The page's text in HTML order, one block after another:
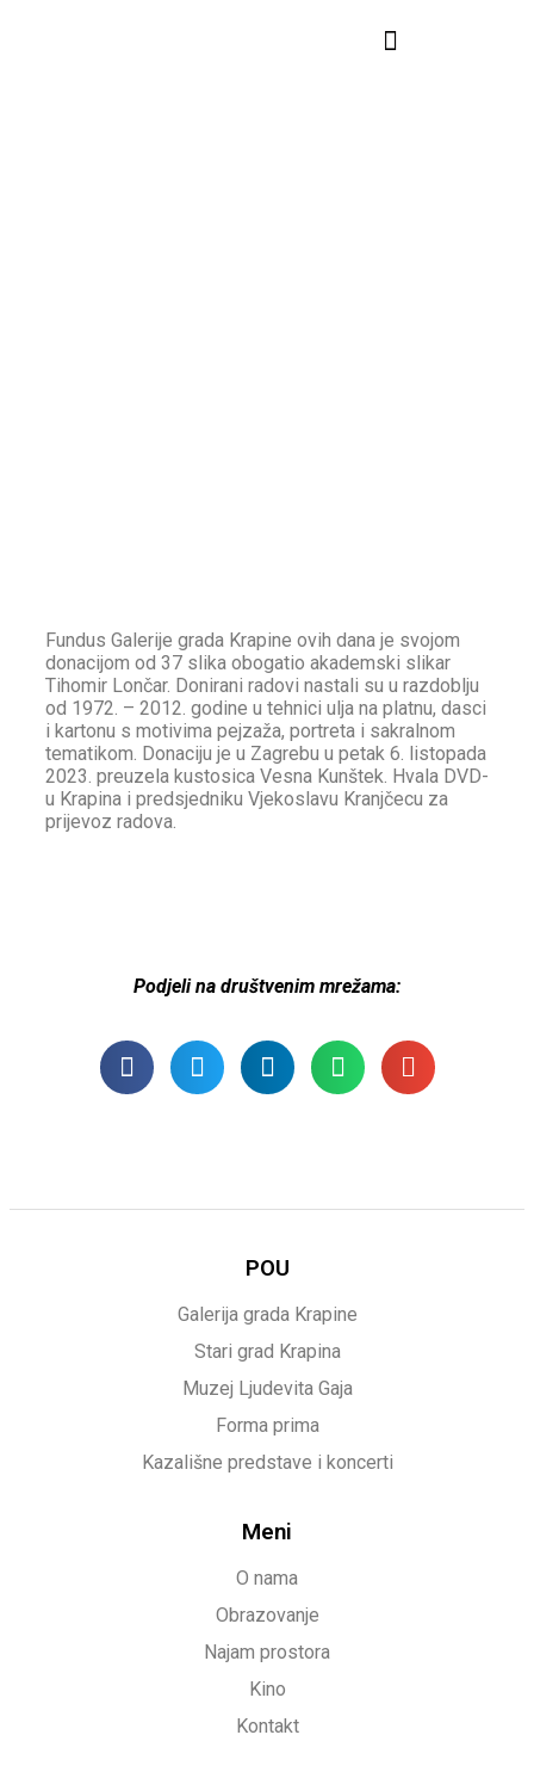
Fundus Galerije grada Krapine ovih dana je svojom
donacijom od 37 slika obogatio akademski slikar
Tihomir Lončar. Donirani radovi nastali su u razdoblju
od 1972. – 2012. godine u tehnici ulja na platnu, dasci
i kartonu s motivima pejzaža, portreta i sakralnom
tematikom. Donaciju je u Zagrebu u petak 6. listopada
2023. preuzela kustosica Vesna Kunštek. Hvala DVD-
u Krapina i predsjedniku Vjekoslavu Kranjčecu za
prijevoz radova.
Podjeli na društvenim mrežama:
POU
Galerija grada Krapine
Stari grad Krapina
Muzej Ljudevita Gaja
Forma prima
Kazališne predstave i koncerti
Meni
O nama
Obrazovanje
Najam prostora
Kino
Kontakt